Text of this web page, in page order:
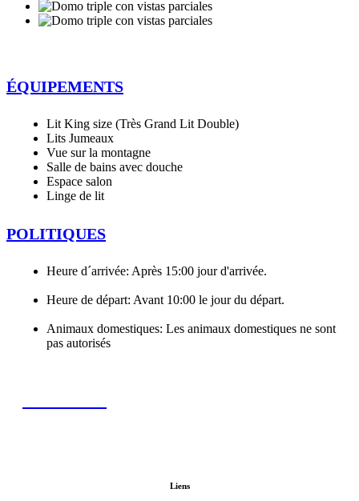
ÉQUIPEMENTS
Lit King size (Très Grand Lit Double)
Lits Jumeaux
Vue sur la montagne
Salle de bains avec douche
Espace salon
Linge de lit
POLITIQUES
Heure d´arrivée: Après 15:00 jour d'arrivée.
Heure de départ: Avant 10:00 le jour du départ.
Animaux domestiques: Les animaux domestiques ne sont
pas autorisés
Liens